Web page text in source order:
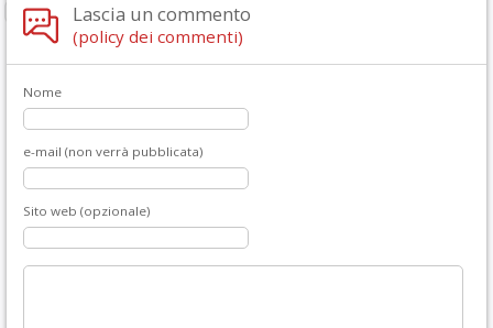
Lascia un commento
(policy dei commenti)
Nome
e-mail (non verrà pubblicata)
Sito web (opzionale)